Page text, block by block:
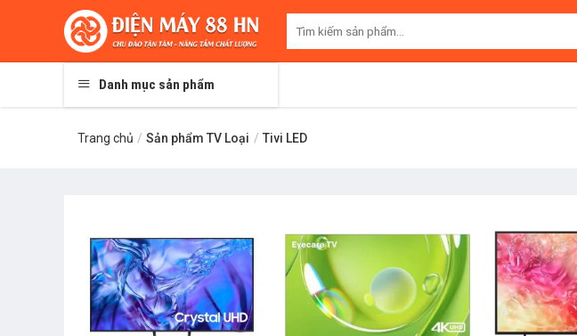
kiếm:
Danh mục sản phẩm
Trang chủ / Sản phẩm TV Loại / Tivi LED